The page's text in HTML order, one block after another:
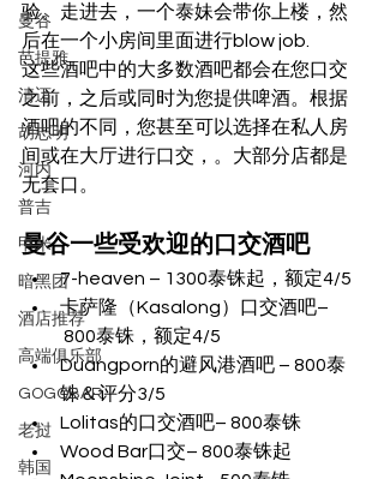
曼谷
芭提雅
清迈
胡志明
河内
普吉
甲米
暗黑团
酒店推荐
高端俱乐部
GOGOBAR
老挝
韩国
验。走进去，一个泰妹会带你上楼，然
后在一个小房间里面进行blow job.
这些酒吧中的大多数酒吧都会在您口交
之前，之后或同时为您提供啤酒。根据
酒吧的不同，您甚至可以选择在私人房
间或在大厅进行口交，。大部分店都是
无套口。
曼谷一些受欢迎的口交酒吧
7-heaven – 1300泰铢起，额定4/5
卡萨隆（Kasalong）口交酒吧–
800泰铢，额定4/5
Duangporn的避风港酒吧 – 800泰
铢＆评分3/5
Lolitas的口交酒吧– 800泰铢
Wood Bar口交– 800泰铢起